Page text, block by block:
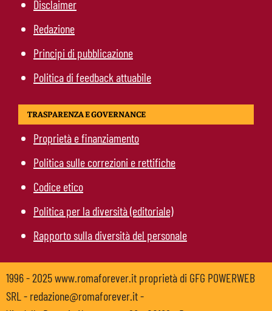
Disclaimer
Redazione
Principi di pubblicazione
Politica di feedback attuabile
TRASPARENZA E GOVERNANCE
Proprietà e finanziamento
Politica sulle correzioni e rettifiche
Codice etico
Politica per la diversità (editoriale)
Rapporto sulla diversità del personale
1996 - 2025 www.romaforever.it proprietà di GFG POWERWEB
SRL - redazione@romaforever.it -